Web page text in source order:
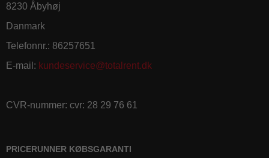
8230 Åbyhøj
Danmark
Telefonnr.: 86257651
E-mail : kundeservice@totalrent.dk
CVR-nummer: cvr: 28 29 76 61
PRICERUNNER KØBSGARANTI